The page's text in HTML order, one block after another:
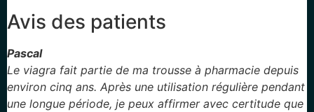
Avis des patients
Pascal
Le viagra fait partie de ma trousse à pharmacie depuis
environ cinq ans. Après une utilisation régulière pendant
une longue période, je peux affirmer avec certitude que